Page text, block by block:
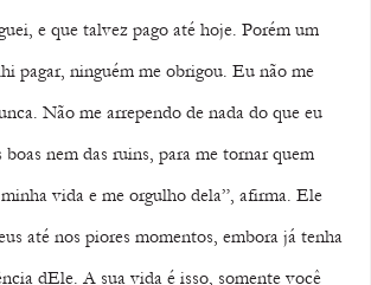
e que talvez pago até hoje. Porém um
pagar, ninguém me obrigou. Eu não me
Não me arrependo de nada do que eu
boas nem das ruins, para me tornar quem
vida e me orgulho dela”, afirma. Ele
até nos piores momentos, embora já tenha
dEle. A sua vida é isso, somente você